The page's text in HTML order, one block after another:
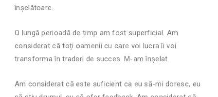
înșelătoare.
O lungă perioadă de timp am fost superficial. Am
considerat că toți oamenii cu care voi lucra îi voi
transforma în traderi de succes. M-am înșelat.
Am considerat că este suficient ca eu să-mi doresc, eu